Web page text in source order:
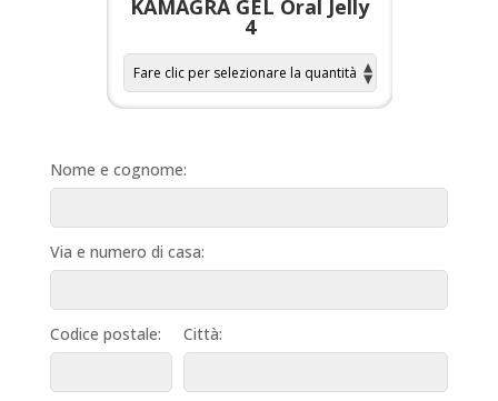
KAMAGRA GEL Oral Jelly
4
Nome e cognome:
Via e numero di casa:
Codice postale: Città: